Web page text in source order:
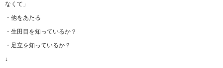
なくて」
・他をあたる
・生田目を知っているか？
・足立を知っているか？
↓